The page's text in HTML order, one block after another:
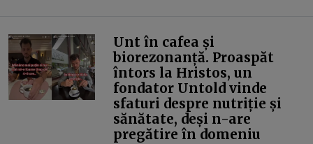
Unt în cafea și
biorezonanță. Proaspăt
întors la Hristos, un
fondator Untold vinde
sfaturi despre nutriție și
sănătate, deși n-are
pregătire în domeniu